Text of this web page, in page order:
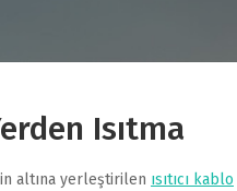
Isıtma
altına yerleştirilen ısıtıcı kablo